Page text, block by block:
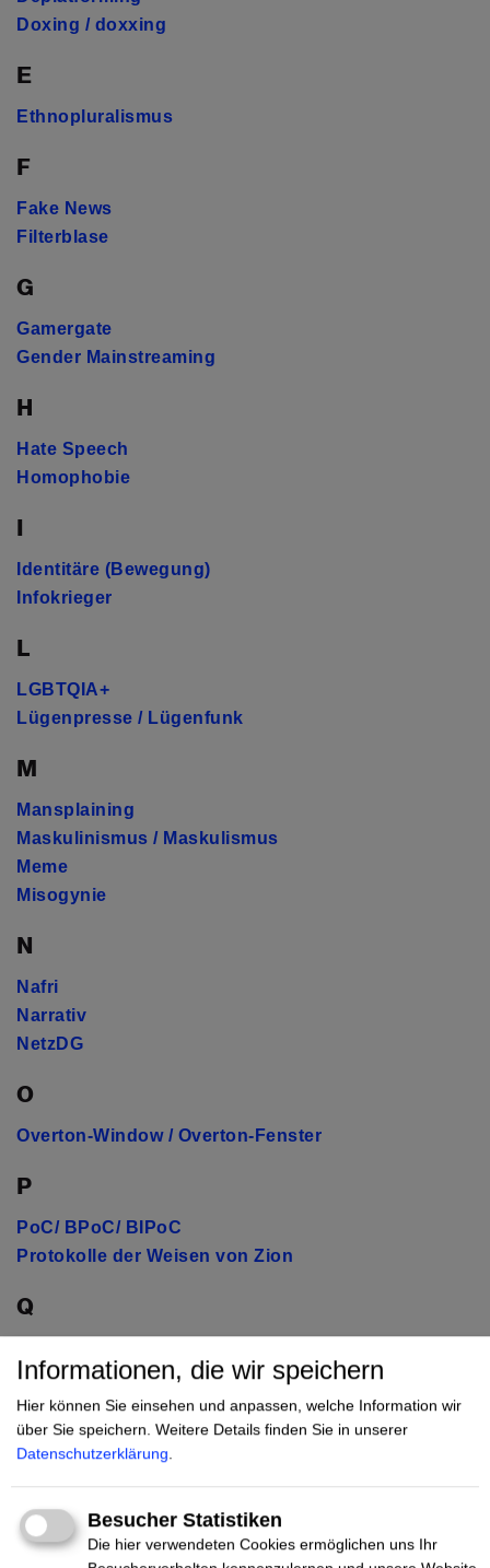
Doxing / doxxing
E
Ethnopluralismus
F
Fake News
Filterblase
G
Gamergate
Gender Mainstreaming
H
Hate Speech
Homophobie
Identitäre (Bewegung)
Infokrieger
L
LGBTQIA+
Lügenpresse / Lügenfunk
M
Mansplaining
Maskulinismus / Maskulismus
Meme
Misogynie
N
Nafri
Narrativ
NetzDG
O
Overton-Window / Overton-Fenster
P
PoC/ BPoC/ BIPoC
Protokolle der Weisen von Zion
Q
R
Reconquista Germanica
S
Informationen, die wir speichern
Hier können Sie einsehen und anpassen, welche Information wir
über Sie speichern. Weitere Details finden Sie in unserer
Datenschutzerklärung
Besucher Statistiken
Die hier verwendeten Cookies ermöglichen uns Ihr